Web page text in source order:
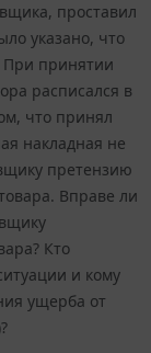
проставил
указано, что
При принятии
расписался в
что принял
накладная не
претензию
Вправе ли
Кто
и кому
ущерба от